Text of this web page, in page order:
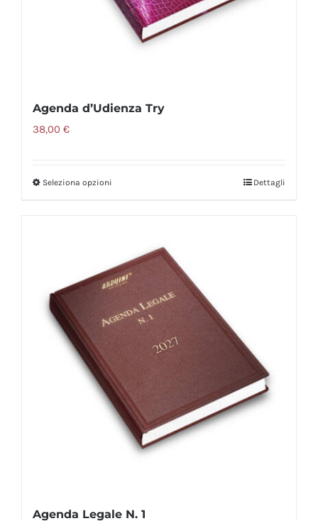
Agenda d’Udienza Try
38,00 €
Seleziona opzioni
varianti.
Le
opzioni
possono
essere
nella
pagina
del
prodotto
Dettagli
Agenda Legale N. 1